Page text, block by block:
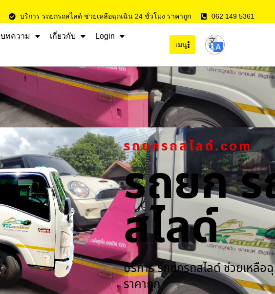
บริการ รถยกรถสไลด์ ช่วยเหลือฉุกเฉิน 24 ชั่วโมง ราคาถูก 062 149 5361
บทความ เกี่ยวกับ
Login
เมนู
รถยกรถสไลด์.com
รถยก
สไลด์
บริการ รถยกรถสไลด์ ช่วยเหลือ
ราคาถูก